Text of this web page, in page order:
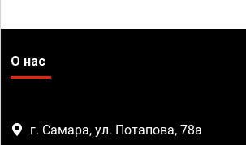
О нас
г. Самара, ул. Потапова, 78а